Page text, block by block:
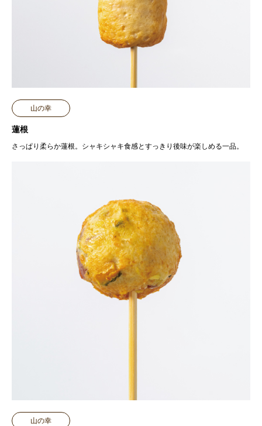
山の幸
蓮根
さっぱり柔らか蓮根。シャキシャキ食感とすっきり後味が楽しめる一品。
山の幸